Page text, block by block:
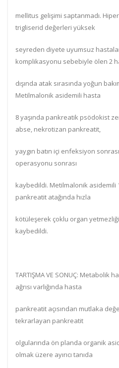
mellitus gelişimi saptanmadı.
trigliserid değerleri yüksek
seyreden diyete uyumsuz
komplikasyonu sebebiyle ölen 2
dışında atak sırasında yoğun
Metilmalonik asidemili hasta
8 yaşında pankreatik psödokist
abse, nekrotizan pankreatit,
yaygın batın içi enfeksiyon
operasyonu sonrası
kaybedildi. Metilmalonik asidemili
pankreatit atağında hızla
kötüleşerek çoklu organ
kaybedildi.
TARTIŞMA VE SONUÇ: Metabolik
ağrısı varlığında hasta
pankreatit açısından mutlaka
tekrarlayan pankreatit
olgularında ön planda organik
olmak üzere ayırıcı tanıda